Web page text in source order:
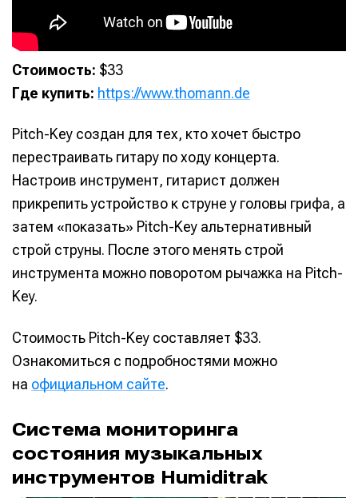
Стоимость: $33
Где купить: https://www.thomann.de
Pitch-Key создан для тех, кто хочет быстро
перестраивать гитару по ходу концерта.
Настроив инструмент, гитарист должен
прикрепить устройство к струне у головы грифа, а
затем «показать» Pitch-Key альтернативный
строй струны. После этого менять строй
инструмента можно поворотом рычажка на Pitch-
Key.
Стоимость Pitch-Key составляет $33.
Ознакомиться с подробностями можно
на официальном сайте.
Система мониторинга
состояния музыкальных
инструментов Humiditrak